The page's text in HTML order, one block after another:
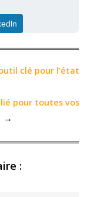
clé pour l’état
pour toutes vos
→
: